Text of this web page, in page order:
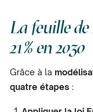
La feuille
21% en 2030
Grâce à la
quatre étapes :